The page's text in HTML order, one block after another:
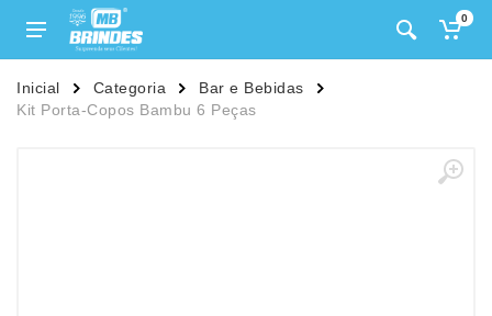
0
Inicial Categoria
Bar e Bebidas
Kit Porta-Copos Bambu 6 Peças